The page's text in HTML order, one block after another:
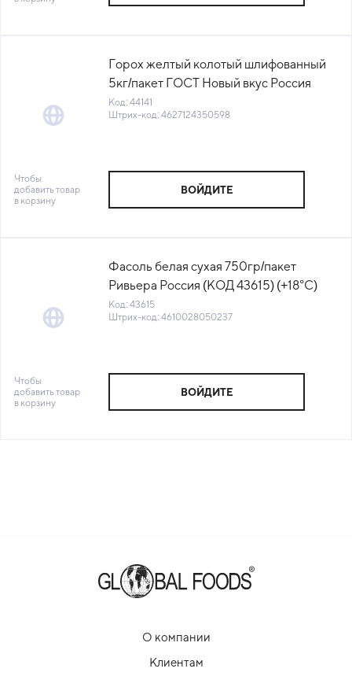
Горох желтый колотый шлифованный
5кг/пакет ГОСТ Новый вкус Россия
(КОД 44141) (+18°С)
Код: 44141
Штрих-код: 4627124350598
Чтобы
добавить товар
в корзину
ВОЙДИТЕ
Фасоль белая сухая 750гр/пакет
Ривьера Россия (КОД 43615) (+18°С)
Код: 43615
Штрих-код: 4610028050237
Чтобы
добавить товар
в корзину
ВОЙДИТЕ
О компании
Клиентам